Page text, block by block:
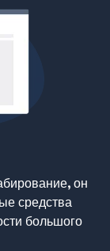
он
средства
большого